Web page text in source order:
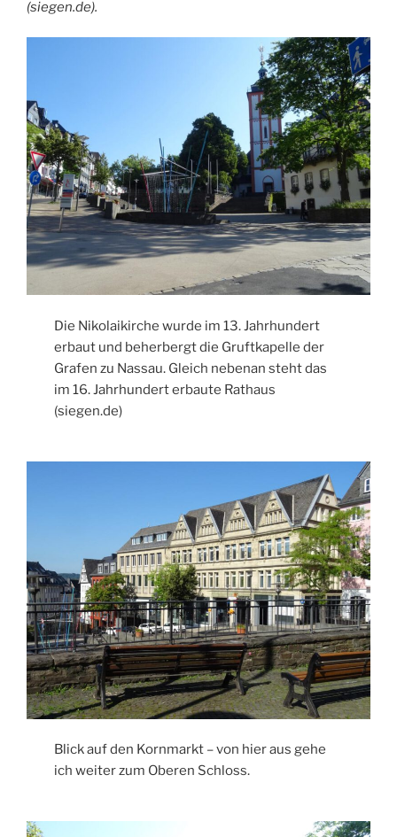
(siegen.de).
Die Nikolaikirche wurde im 13. Jahrhundert
erbaut und beherbergt die Gruftkapelle der
Grafen zu Nassau. Gleich nebenan steht das
im 16. Jahrhundert erbaute Rathaus
(siegen.de)
Blick auf den Kornmarkt – von hier aus gehe
ich weiter zum Oberen Schloss.